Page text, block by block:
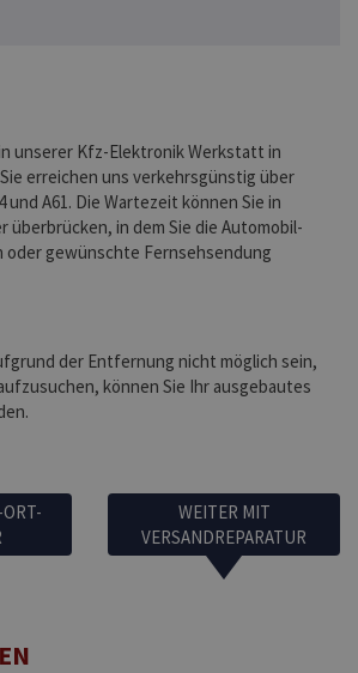
unserer Kfz-Elektronik Werkstatt in
erreichen uns verkehrsgünstig über
und A61. Die Wartezeit können Sie in
überbrücken, in dem Sie die Automobil-
oder gewünschte Fernsehsendung
der Entfernung nicht möglich sein,
können Sie Ihr ausgebautes
WEITER MIT
VERSANDREPARATUR